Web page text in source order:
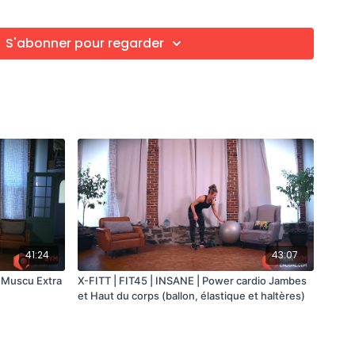
jambe en alternance
S'abonner pour regarder
41:24
Extra
43:07
X-FITT | FIT45 | INSANE | Power cardio Jambes
et Haut du corps (ballon, élastique et haltères)